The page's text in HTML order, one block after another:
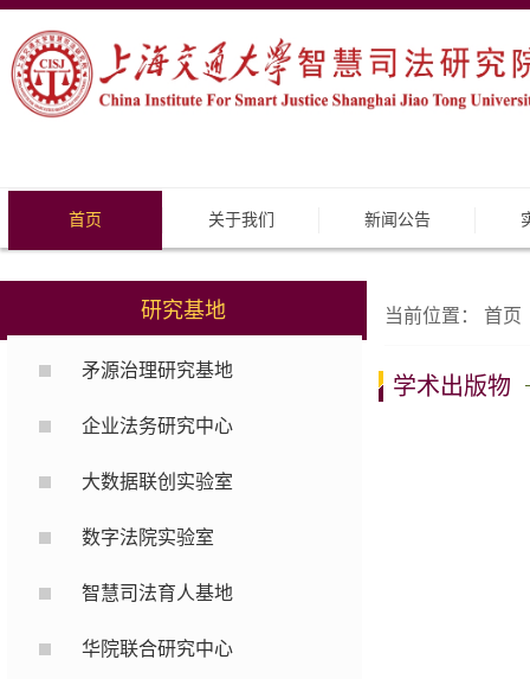
首页 关于我们 新闻公告
研究基地
矛源治理研究基地
企业法务研究中心
大数据联创实验室
数字法院实验室
智慧司法育人基地
华院联合研究中心
当前位置： 首页
学术出版物